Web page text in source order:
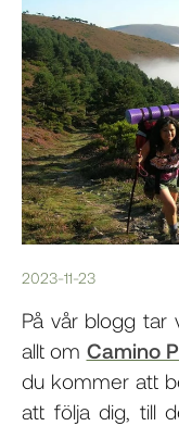
2023-11-23
På vår blogg tar
allt om Camino
du kommer att
att följa dig, till